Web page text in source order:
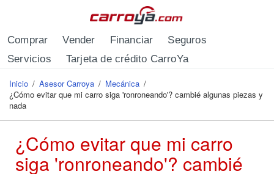
Comprar Vender Financiar
Seguros
Servicios
Tarjeta de crédito CarroYa
Se encuentra usted aquí
Inicio / Asesor Carroya / Mecánica /
¿Cómo evitar que mi carro siga 'ronroneando'? cambié algunas piezas y
nada
¿Cómo evitar que mi carro
siga 'ronroneando'? cambié